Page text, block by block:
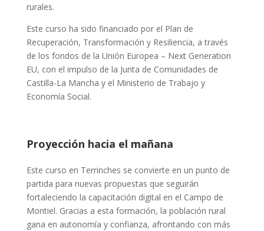
rurales.
Este curso ha sido financiado por el Plan de
Recuperación, Transformación y Resiliencia, a través
de los fondos de la Unión Europea – Next Generation
EU, con el impulso de la Junta de Comunidades de
Castilla-La Mancha y el Ministerio de Trabajo y
Economía Social.
Proyección hacia el mañana
Este curso en Terrinches se convierte en un punto de
partida para nuevas propuestas que seguirán
fortaleciendo la capacitación digital en el Campo de
Montiel. Gracias a esta formación, la población rural
gana en autonomía y confianza, afrontando con más